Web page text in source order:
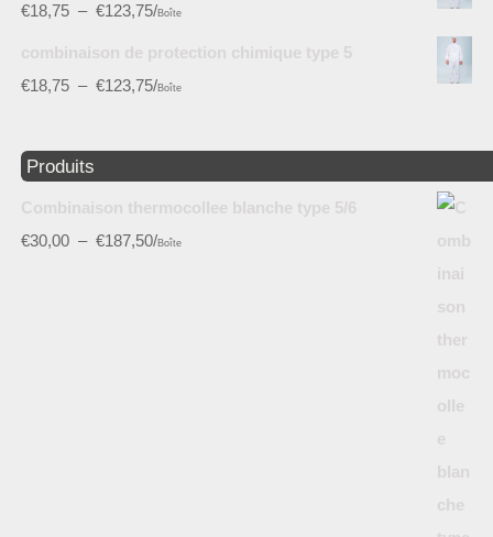
€18,75 – €123,75/Boîte
combinaison de protection chimique type 5
€18,75 – €123,75/Boîte
Produits
Combinaison thermocollee blanche type 5/6
€30,00 – €187,50/Boîte